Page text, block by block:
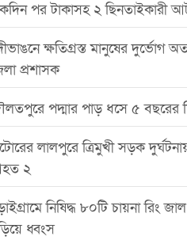
পর টাকাসহ ২ ছিনতাইকারী
ক্ষতিগ্রস্ত মানুষের দুর্ভোগ
প্রশাসক
পদ্মার পাড় ধসে ৫ বছরের
লালপুরে ত্রিমুখী সড়ক
২
নিষিদ্ধ ৮০টি চায়না রিং
ধ্বংস